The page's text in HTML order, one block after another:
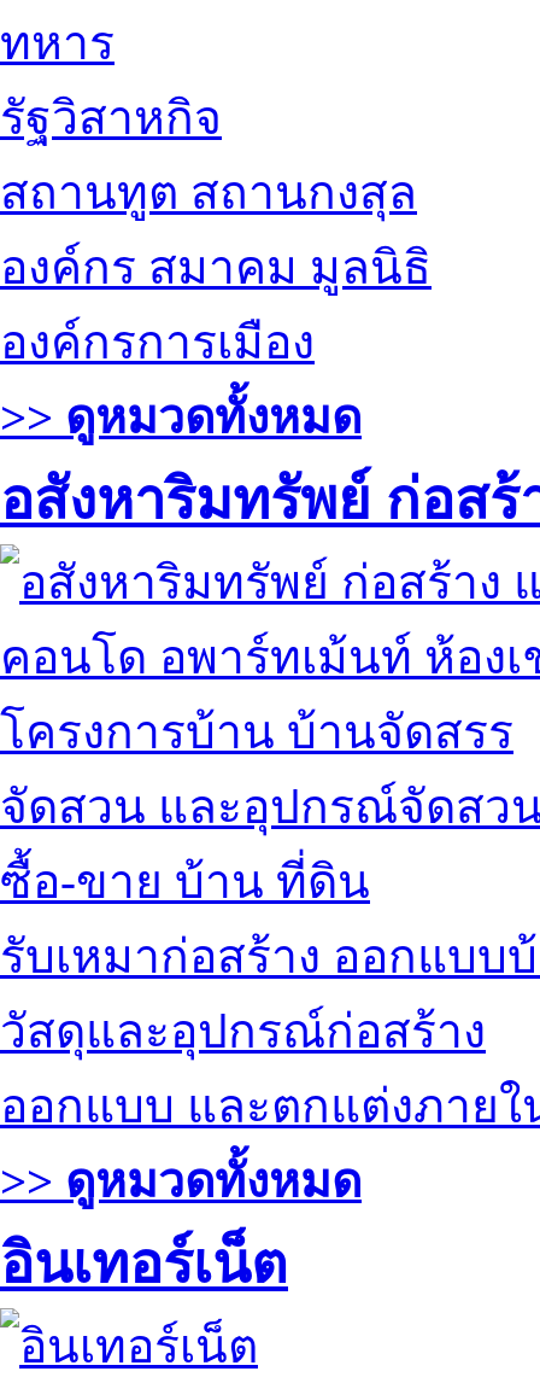
ทหาร
รัฐวิสาหกิจ
สถานทูต สถานกงสุล
องค์กร สมาคม มูลนิธิ
องค์กรการเมือง
>> ดูหมวดทั้งหมด
อสังหาริมทรัพย์ ก่อส
คอนโด อพาร์ทเม้นท์ ห้องเ
โครงการบ้าน บ้านจัดสรร
จัดสวน และอุปกรณ์จัดสว
ซื้อ-ขาย บ้าน ที่ดิน
รับเหมาก่อสร้าง ออกแบบ
วัสดุและอุปกรณ์ก่อสร้าง
ออกแบบ และตกแต่งภายใ
>> ดูหมวดทั้งหมด
อินเทอร์เน็ต